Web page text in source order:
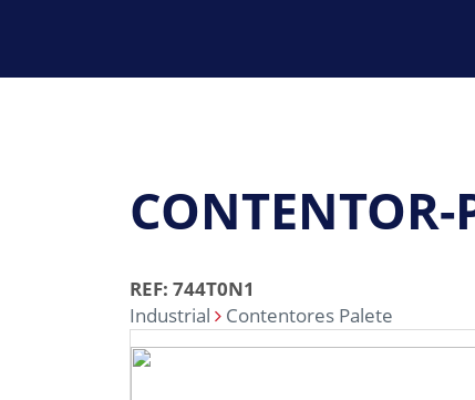
REF: 744T0N1
Industrial
Contentores Palete